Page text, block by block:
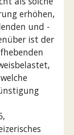
erhöhen,
und -
ist der